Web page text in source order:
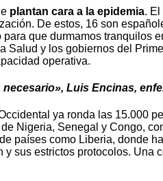
plantan cara a la epidemia. El
De estos, 16 son
que durmamos
Salud y los gobiernos del
operativa.
Luis Encinas,
ya ronda las 15.000
Nigeria, Senegal y Congo,
países como Liberia, donde
sus estrictos protocolos.